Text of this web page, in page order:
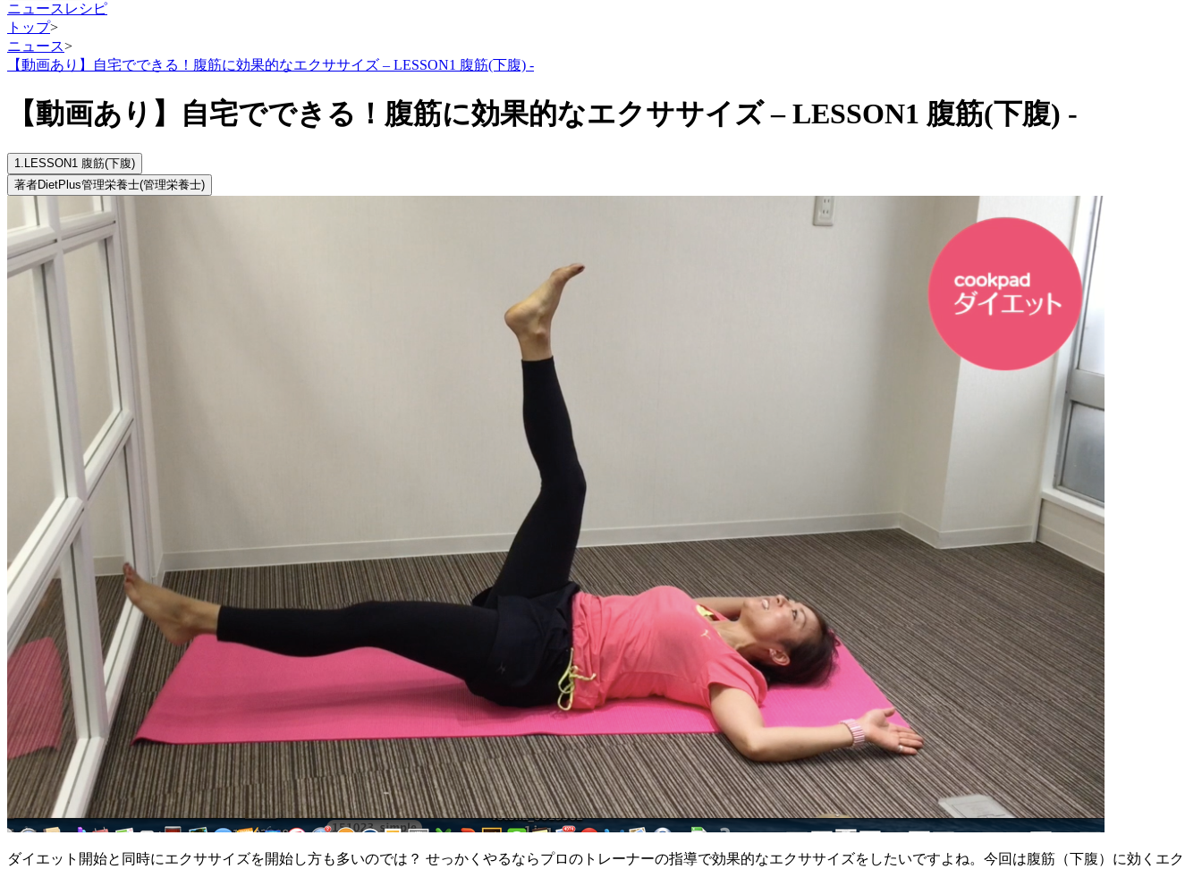
ニュース レシピ
トップ>
ニュース>
【動画あり】自宅でできる！腹筋に効果的なエクササイズ – LESSON1 腹筋(下腹) -
【動画あり】自宅でできる！腹筋に効果的なエクササイズ – LESSON1 腹筋(下腹) -
1. LESSON1 腹筋(下腹)
著者DietPlus管理栄養士(管理栄養士)
ダイエット開始と同時にエクササイズを開始し方も多いのでは？ せっかくやるならプロのトレーナーの指導で効果的なエクササイズをしたいですよね。今回は腹筋（下腹）に効くエク